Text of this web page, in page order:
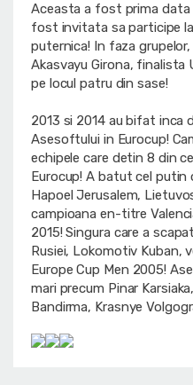
Aceasta a fost prima data
fost invitata sa participe
puternica! In faza
Akasvayu Girona, finalista
pe locul patru din sase!
2013 si 2014 au bifat inca
Asesoftului in Eurocup!
echipele care detin 8 din
Eurocup! A batut cel putin
Hapoel Jerusalem,
campioana en-titre
2015! Singura care a
Rusiei, Lokomotiv Kuban,
Europe Cup Men 2005!
mari precum Pinar
Bandirma, Krasnye